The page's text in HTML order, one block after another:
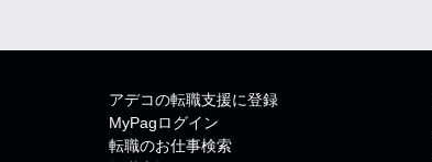
アデコの転職支援に登録
MyPagログイン
転職のお仕事検索